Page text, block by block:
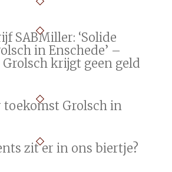
SABMiller: ‘Solide
in Enschede’ –
Grolsch krijgt geen geld
toekomst Grolsch in
zit er in ons biertje?